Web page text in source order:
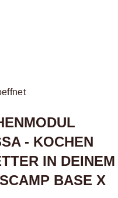
- KOCHEN
IN DEINEM
BASE X